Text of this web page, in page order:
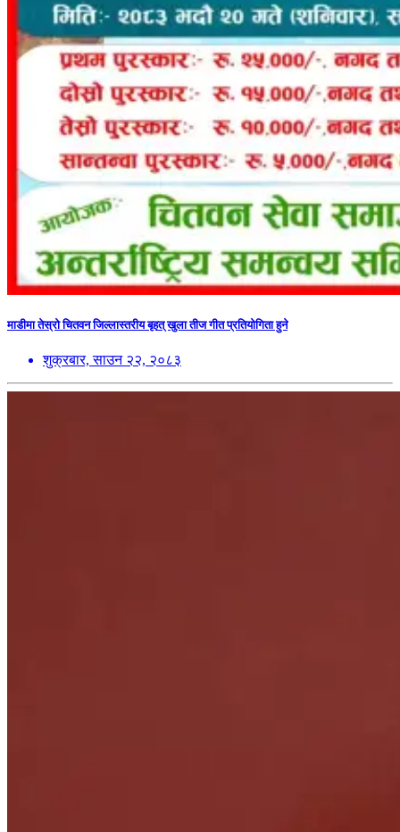
माडीमा तेस्रो चितवन जिल्लास्तरीय बृहत् खुला तीज गीत प्रतियोगिता हुने
शुक्रबार, साउन २२, २०८३